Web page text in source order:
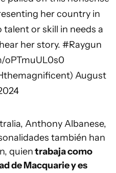
her country in
or skill in needs a
her story. #Raygun
oPTmuUL0s0
August
Anthony Albanese,
también han
quientrabaja como
de Macquarie y es